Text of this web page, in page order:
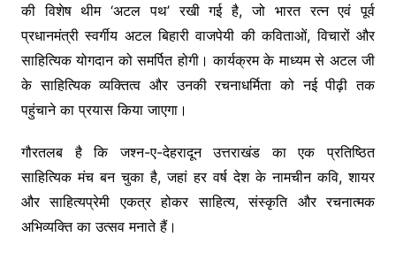
की विशेष थीम ‘अटल पथ’ रखी गई है, जो भारत रत्न एवं पूर्व
प्रधानमंत्री स्वर्गीय अटल बिहारी वाजपेयी की कविताओं, विचारों और
साहित्यिक योगदान को समर्पित होगी। कार्यक्रम के माध्यम से अटल जी
के साहित्यिक व्यक्तित्व और उनकी रचनाधर्मिता को नई पीढ़ी तक
पहुंचाने का प्रयास किया जाएगा।
गौरतलब है कि जश्न-ए-देहरादून उत्तराखंड का एक प्रतिष्ठित
साहित्यिक मंच बन चुका है, जहां हर वर्ष देश के नामचीन कवि, शायर
और साहित्यप्रेमी एकत्र होकर साहित्य, संस्कृति और रचनात्मक
अभिव्यक्ति का उत्सव मनाते हैं।